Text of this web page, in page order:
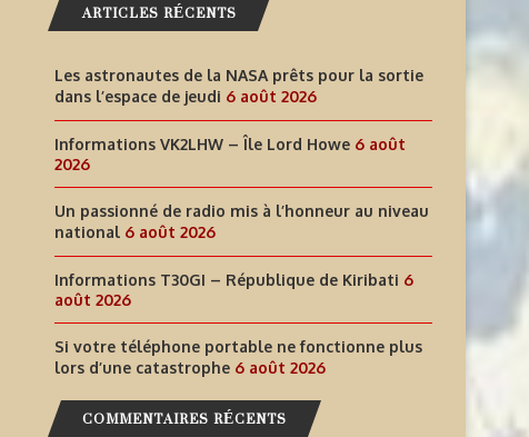
INFORMATIONS T30GI –
RÉPUBLIQUE DE KIRIBATI
6 août 2026
SI VOTRE TÉLÉPHONE
NE FONCTIONNE PLUS
6 août 2026
ARTICLES RÉCENTS
Les astronautes de la NASA prêts pour la sortie
dans l’espace de jeudi 6 août 2026
Informations VK2LHW – Île Lord Howe 6 août
2026
Un passionné de radio mis à l’honneur au niveau
national 6 août 2026
Informations T30GI – République de Kiribati 6
août 2026
Si votre téléphone portable ne fonctionne plus
lors d’une catastrophe 6 août 2026
COMMENTAIRES RÉCENTS